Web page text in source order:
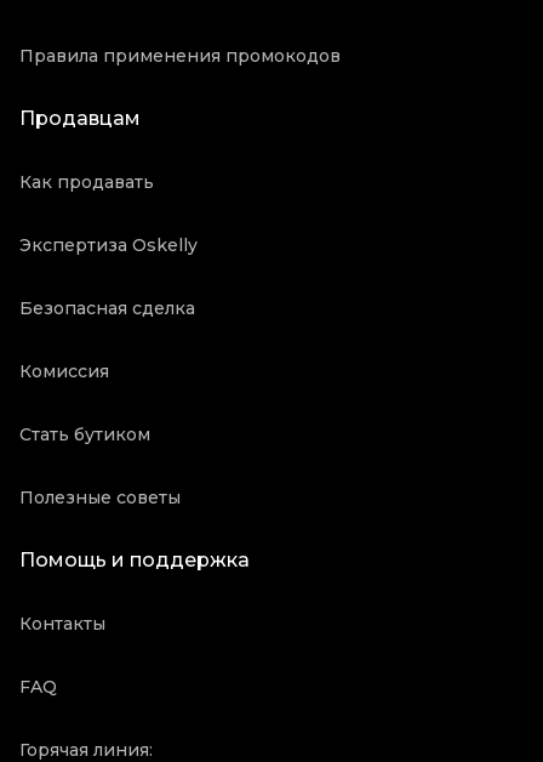
Правила применения промокодов
Продавцам
Как продавать
Экспертиза Oskelly
Безопасная сделка
Комиссия
Стать бутиком
Полезные советы
Помощь и поддержка
Контакты
FAQ
Горячая линия: